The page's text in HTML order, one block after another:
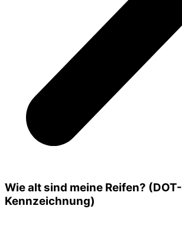
Wie alt sind meine Reifen? (DOT-
Kennzeichnung)